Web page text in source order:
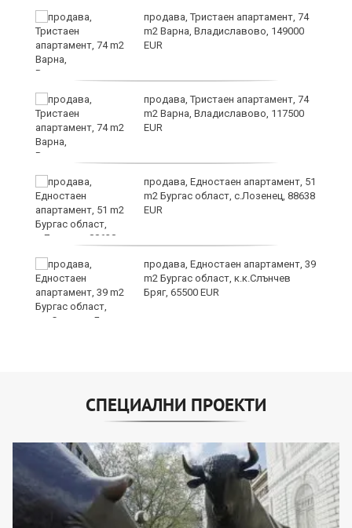
продава, Тристаен апартамент, 74
m2 Варна, Владиславово, 149000
EUR
продава, Тристаен апартамент, 74
m2 Варна, Владиславово, 117500
EUR
продава, Едностаен апартамент, 51
m2 Бургас област, с.Лозенец, 88638
EUR
продава, Едностаен апартамент, 39
m2 Бургас област, к.к.Слънчев
Бряг, 65500 EUR
СПЕЦИАЛНИ ПРОЕКТИ